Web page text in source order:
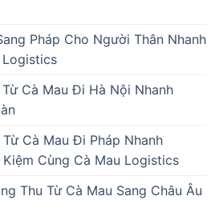
Pháp Cho Người Thân Nhanh
Logistics
Cà Mau Đi Hà Nội Nhanh
Cà Mau Đi Pháp Nhanh
Cùng Cà Mau Logistics
Thu Từ Cà Mau Sang Châu Âu